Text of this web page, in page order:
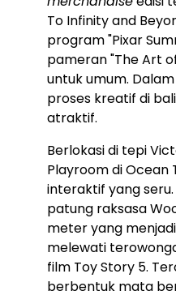
To Infinity and
program "Pixar
pameran "The Art
untuk umum.
proses kreatif di
atraktif.
Berlokasi di tepi
Playroom di
interaktif yang
patung raksasa
meter yang
melewati
film Toy Story 5.
berbentuk mata